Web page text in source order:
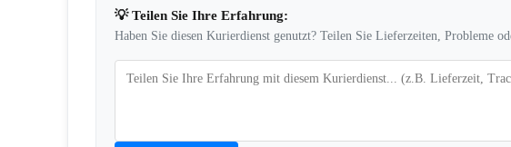
💡 Teilen Sie Ihre Erfahrung:
Haben Sie diesen Kurierdienst genutzt? Teilen Sie Lieferzeiten, Probleme